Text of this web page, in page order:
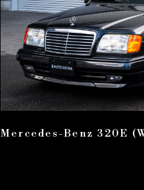
Mercedes-Benz 320E